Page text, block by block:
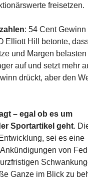
freisetzen.
: 54 Cent Gewinn
Elliott Hill betonte,
und Margen
auf und setzt mehr
drückt, aber den
– egal ob es um
Sportartikel geht.
sei es eine
von
Ganze im Blick zu